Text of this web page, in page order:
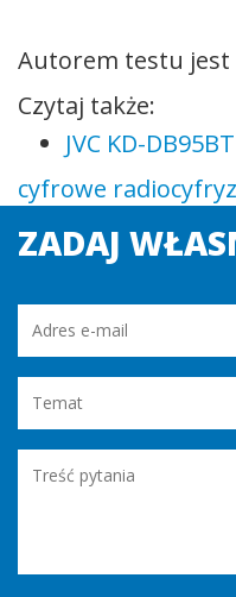
Autorem testu jest
Czytaj także:
JVC KD-DB95BT
cyfrowe radio
ZADAJ